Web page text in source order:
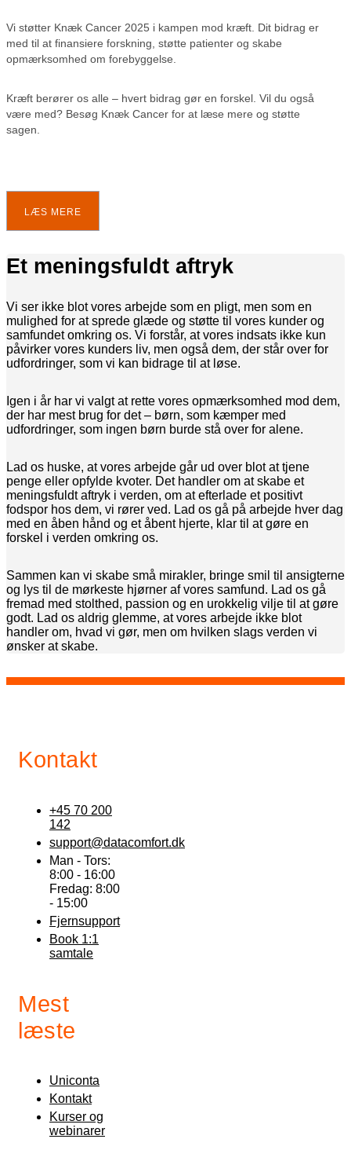
Vi støtter Knæk Cancer 2025 i kampen mod kræft. Dit bidrag er
med til at finansiere forskning, støtte patienter og skabe
opmærksomhed om forebyggelse.
Kræft berører os alle – hvert bidrag gør en forskel. Vil du også
være med? Besøg Knæk Cancer for at læse mere og støtte
sagen.
LÆS MERE
Et meningsfuldt aftryk
Vi ser ikke blot vores arbejde som en pligt, men som en
mulighed for at sprede glæde og støtte til vores kunder og
samfundet omkring os. Vi forstår, at vores indsats ikke kun
påvirker vores kunders liv, men også dem, der står over for
udfordringer, som vi kan bidrage til at løse.
Igen i år har vi valgt at rette vores opmærksomhed mod dem,
der har mest brug for det – børn, som kæmper med
udfordringer, som ingen børn burde stå over for alene.
Lad os huske, at vores arbejde går ud over blot at tjene
penge eller opfylde kvoter. Det handler om at skabe et
meningsfuldt aftryk i verden, om at efterlade et positivt
fodspor hos dem, vi rører ved. Lad os gå på arbejde hver dag
med en åben hånd og et åbent hjerte, klar til at gøre en
forskel i verden omkring os.
Sammen kan vi skabe små mirakler, bringe smil til ansigterne
og lys til de mørkeste hjørner af vores samfund. Lad os gå
fremad med stolthed, passion og en urokkelig vilje til at gøre
godt. Lad os aldrig glemme, at vores arbejde ikke blot
handler om, hvad vi gør, men om hvilken slags verden vi
ønsker at skabe.
Kontakt
+45 70 200
142
support@datacomfort.dk
Man - Tors:
8:00 - 16:00
Fredag: 8:00
- 15:00
Fjernsupport
Book 1:1
samtale
Mest
læste
Uniconta
Kontakt
Kurser og
webinarer